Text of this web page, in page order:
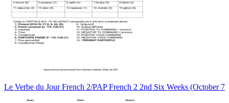
Le Verbe du Jour French 2/PAP French 2 2nd Six Weeks (October 7